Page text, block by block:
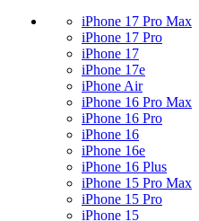
iPhone 17 Pro Max
iPhone 17 Pro
iPhone 17
iPhone 17e
iPhone Air
iPhone 16 Pro Max
iPhone 16 Pro
iPhone 16
iPhone 16e
iPhone 16 Plus
iPhone 15 Pro Max
iPhone 15 Pro
iPhone 15